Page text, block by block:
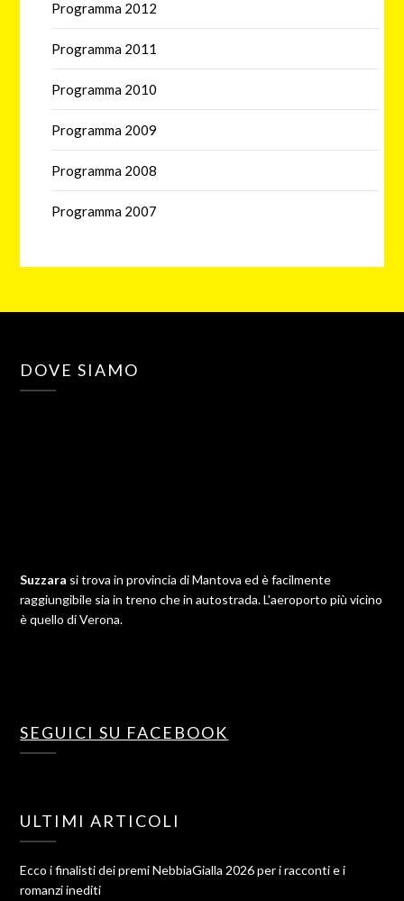
Programma 2012
Programma 2011
Programma 2010
Programma 2009
Programma 2008
Programma 2007
DOVE SIAMO
Suzzara si trova in provincia di Mantova ed è facilmente
raggiungibile sia in treno che in autostrada. L'aeroporto più vicino
è quello di Verona.
SEGUICI SU FACEBOOK
ULTIMI ARTICOLI
Ecco i finalisti dei premi NebbiaGialla 2026 per i racconti e i
romanzi inediti